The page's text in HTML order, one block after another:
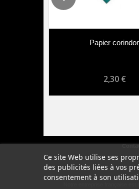
Papier corindon
2,30 €
Ce site Web utilise ses
des publicités liées à vos
consentement à son